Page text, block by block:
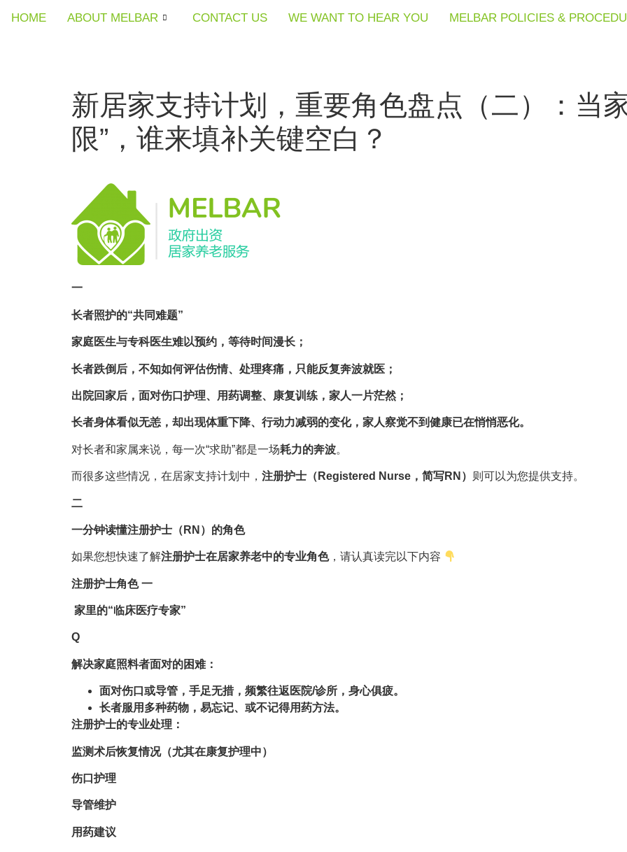
HOME ABOUT MELBAR CONTACT US WE WANT TO HEAR YOU MELBAR POLICIES &
HOME ABOUT MELBAR CONTACT US WE WANT TO HEAR YOU MELBAR POLICIES &
HOME ABOUT MELBAR CONTACT US WE WANT TO HEAR YOU MELBAR POLICIES &
新居家支持计划，重要角色盘点（二）：当
限”，谁来填补关键空白？
一
长者照护的“共同难题”
家庭医生与专科医生难以预约，等待时间漫长；
长者跌倒后，不知如何评估伤情、处理疼痛，只能反复奔波就医；
出院回家后，面对伤口护理、用药调整、康复训练，家人一片茫然；
长者身体看似无恙，却出现体重下降、行动力减弱的变化，家人察觉不到健康已在悄悄恶化。
对长者和家属来说，每一次“求助”都是一场耗力的奔波。
而很多这些情况，在居家支持计划中， 注册护士（Registered Nurse，简写RN） 则可以为您提供支持。
二
一分钟读懂注册护士（RN）的角色
如果您想快速了解注册护士在居家养老中的专业角色，请认真读完以下内容
注册护士角色 一
家里的“临床医疗专家”
Q
解决家庭照料者面对的困难：
面对伤口或导管，手足无措，频繁往返医院/诊所，身心俱疲。
长者服用多种药物，易忘记、或不记得用药方法。
注册护士的专业处理：
监测术后恢复情况（尤其在康复护理中）
伤口护理
导管维护
用药建议